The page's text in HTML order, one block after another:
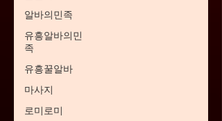
알바의민족
유흥알바의민
족
유흥꿀알바
마사지
로미로미